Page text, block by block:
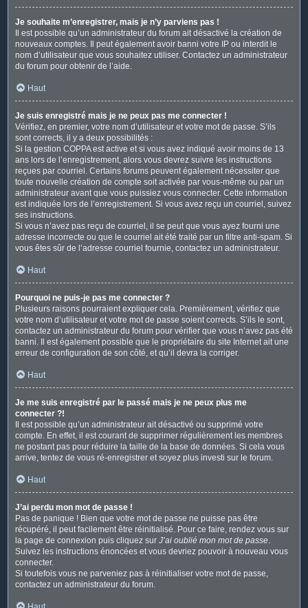
Je souhaite m’enregistrer, mais je n’y parviens pas !
Il est possible qu’un administrateur du forum ait désactivé la création de
nouveaux comptes. Il peut également avoir banni votre IP ou interdit le
nom d’utilisateur que vous souhaitez utiliser. Contactez un administrateur
du forum pour obtenir de l’aide.
Haut
Je suis enregistré mais je ne peux pas me connecter !
Vérifiez, en premier, votre nom d’utilisateur et votre mot de passe. S’ils
sont corrects, il y a deux possibilités :
Si la gestion COPPA est active et si vous avez indiqué avoir moins de 13
ans lors de l’enregistrement, alors vous devrez suivre les instructions
reçues par courriel. Certains forums peuvent également nécessiter que
toute nouvelle création de compte soit activée par vous-même ou par un
administrateur avant que vous puissiez vous connecter. Cette information
est indiquée lors de l’enregistrement. Si vous avez reçu un courriel, suivez
ses instructions.
Si vous n’avez pas reçu de courriel, il se peut que vous ayez fourni une
adresse incorrecte ou que le courriel ait été traité par un filtre anti-spam. Si
vous êtes sûr de l’adresse courriel fournie, contactez un administrateur.
Haut
Pourquoi ne puis-je pas me connecter ?
Plusieurs raisons pourraient expliquer cela. Premièrement, vérifiez que
votre nom d’utilisateur et votre mot de passe soient corrects. S’ils le sont,
contactez un administrateur du forum pour vérifier que vous n’avez pas été
banni. Il est également possible que le propriétaire du site Internet ait une
erreur de configuration de son côté, et qu’il devra la corriger.
Haut
Je me suis enregistré par le passé mais je ne peux plus me
connecter ?!
Il est possible qu’un administrateur ait désactivé ou supprimé votre
compte. En effet, il est courant de supprimer régulièrement les membres
ne postant pas pour réduire la taille de la base de données. Si cela vous
arrive, tentez de vous ré-enregistrer et soyez plus investi sur le forum.
Haut
J’ai perdu mon mot de passe !
Pas de panique ! Bien que votre mot de passe ne puisse pas être
récupéré, il peut facilement être réinitialisé. Pour ce faire, rendez vous sur
la page de connexion puis cliquez sur J’ai oublié mon mot de passe.
Suivez les instructions énoncées et vous devriez pouvoir à nouveau vous
connecter.
Si toutefois vous ne parveniez pas à réinitialiser votre mot de passe,
contactez un administrateur du forum.